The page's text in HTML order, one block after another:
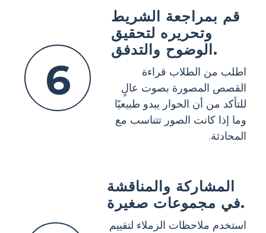
6
قم بمراجعة الشريط
وتحريره لتحقيق
الوضوح والتدفق.
اطلب من الطلاب قراءة
القصص المصورة بصوت عالٍ
للتأكد من أن الحوار يبدو طبيعيًا
وما إذا كانت الصور تتناسب مع
المحادثة.
المشاركة والمناقشة
في مجموعات صغيرة.
استخدم ملاحظات الزملاء لتقييم